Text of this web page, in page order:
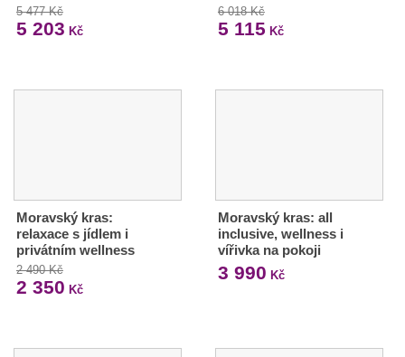
5 477 Kč
5 203 Kč
6 018 Kč
5 115 Kč
Moravský kras:
relaxace s jídlem i
privátním wellness
2 490 Kč
2 350 Kč
Moravský kras: all
inclusive, wellness i
vířivka na pokoji
3 990 Kč